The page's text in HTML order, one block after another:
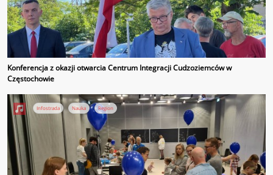
Konferencja z okazji otwarcia Centrum Integracji Cudzoziemców w
Częstochowie
Infostrada Nauka Region